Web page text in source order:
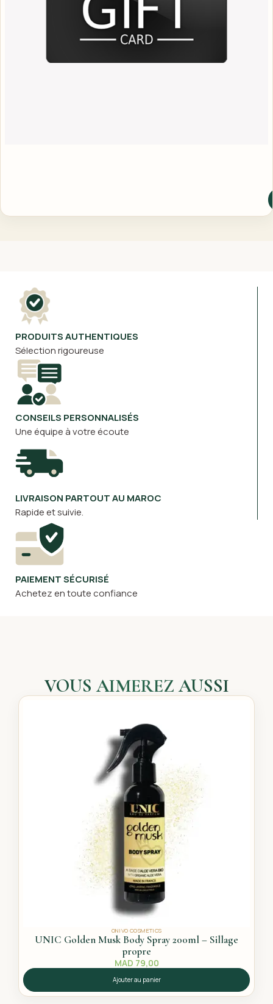
PRODUITS AUTHENTIQUES
Sélection rigoureuse
CONSEILS PERSONNALISÉS
Une équipe à votre écoute
LIVRAISON PARTOUT AU MAROC
Rapide et suivie.
PAIEMENT SÉCURISÉ
Achetez en toute confiance
VOUS AIMEREZ AUSSI
ONIVO COSMETICS
UNIC Golden Musk Body Spray 200ml – Sillage
propre
MAD 79,00
Ajouter au panier